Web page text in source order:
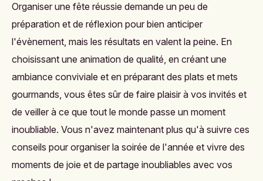
Organiser une fête réussie demande un peu de
préparation et de réflexion pour bien anticiper
l'évènement, mais les résultats en valent la peine. En
choisissant une animation de qualité, en créant une
ambiance conviviale et en préparant des plats et mets
gourmands, vous êtes sûr de faire plaisir à vos invités et
de veiller à ce que tout le monde passe un moment
inoubliable. Vous n'avez maintenant plus qu'à suivre ces
conseils pour organiser la soirée de l'année et vivre des
moments de joie et de partage inoubliables avec vos